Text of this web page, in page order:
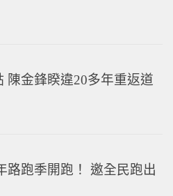
陳金鋒睽違20多年重返道
路跑季開跑！ 邀全民跑出